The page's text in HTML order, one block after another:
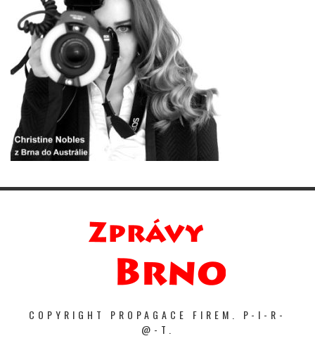
COPYRIGHT PROPAGACE FIREM. P-I-R-
@-T.